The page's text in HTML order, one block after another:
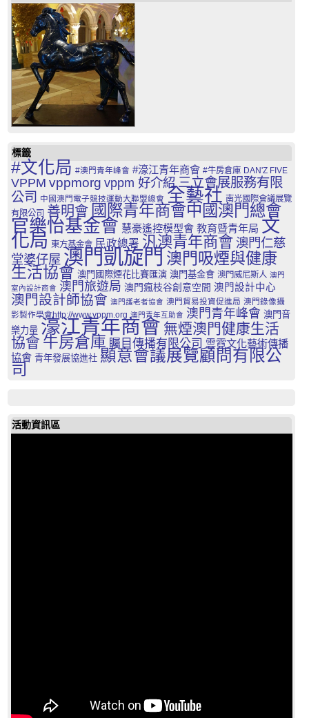
標籤
#文化局 #澳門青年峰會 #濠江青年商會 #牛房倉庫 DAN'Z FIVE
VPPM vppmorg vppm 好介紹 三立會展服務有限
公司
中國澳門電子競技運動大聯盟總會 全藝社 南光國際會議展覽
有限公司 善明會 國際青年商會中國澳門總會
官樂怡基金會 慧豪遙控模型會 教育暨青年局 文
化局 東方基金會 民政總署 汎澳青年商會 澳門仁慈
堂婆仔屋 澳門凱旋門 澳門吸煙與健康
生活協會 澳門國際煙花比賽匯演 澳門基金會 澳門威尼斯人 澳門
室內設計商會 澳門旅遊局 澳門瘋枝谷創意空間 澳門設計中心
澳門設計師協會 澳門護老者協會 澳門貿易投資促進局 澳門錄像攝
影製作學會http://www.vppm.org 澳門青年互助會 澳門青年峰會 澳門音
樂力量 濠江青年商會 無煙澳門健康生活
協會 牛房倉庫 矚目傳播有限公司 雲霓文化藝術傳播
協會 青年發展協進社 顯意會議展覽顧問有限公
司
活動資訊區